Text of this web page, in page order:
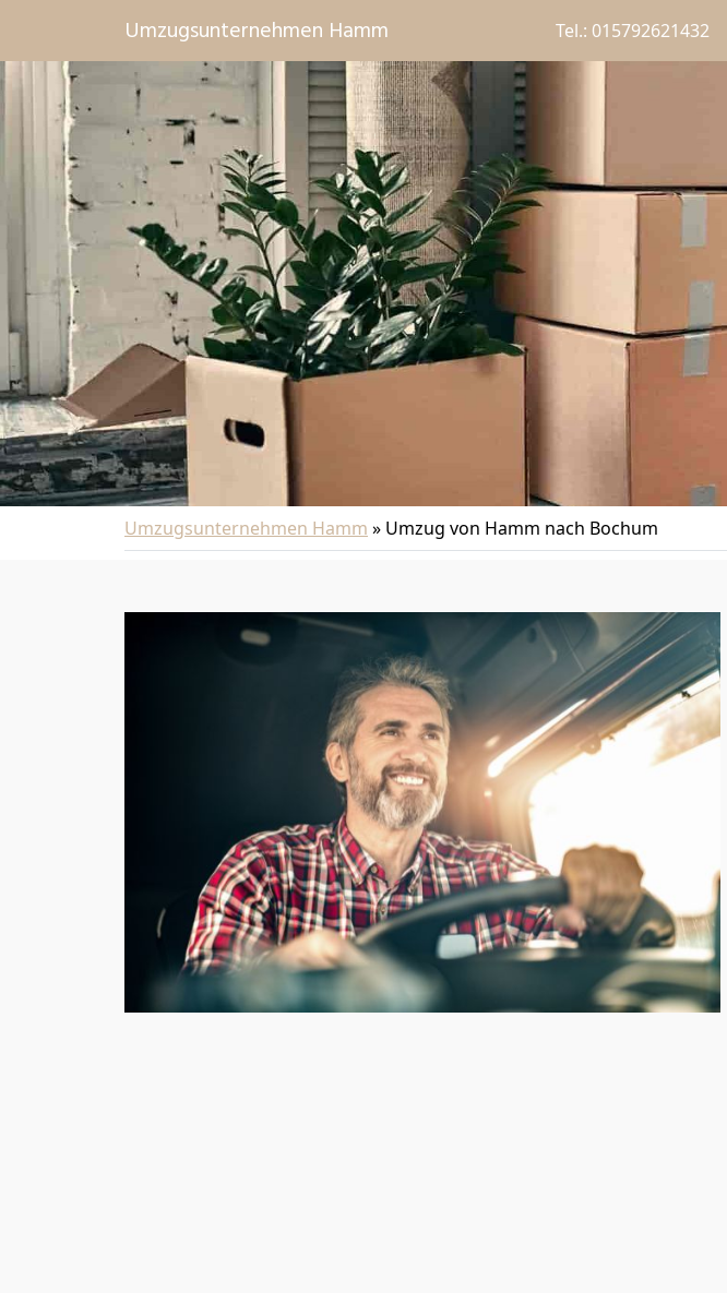
Umzugsunternehmen Hamm Tel.: 015792621432
Umzugsunternehmen Hamm » Umzug von Hamm nach Bochum